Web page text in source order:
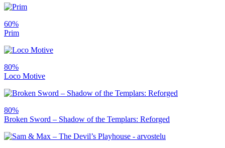
60%
Prim
80%
Loco Motive
80%
Broken Sword – Shadow of the Templars: Reforged